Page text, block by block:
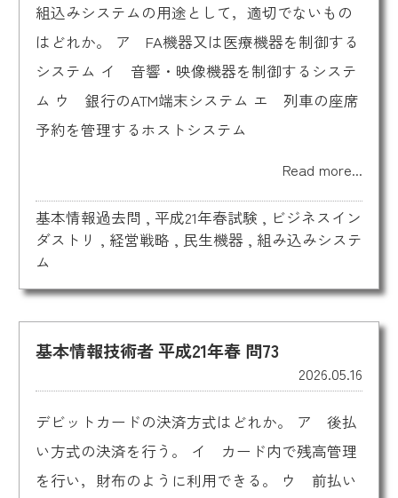
組込みシステムの用途として，適切でないもの
はどれか。 ア FA機器又は医療機器を制御する
システム イ 音響・映像機器を制御するシステ
ム ウ 銀行のATM端末システム エ 列車の座席
予約を管理するホストシステム
Read more...
基本情報過去問 , 平成21年春試験 , ビジネスイン
ダストリ , 経営戦略 , 民生機器, 組み込みシステ
ム
基本情報技術者 平成21年春 問73
2026.05.16
デビットカードの決済方式はどれか。 ア 後払
い方式の決済を行う。 イ カード内で残高管理
を行い，財布のように利用できる。 ウ 前払い